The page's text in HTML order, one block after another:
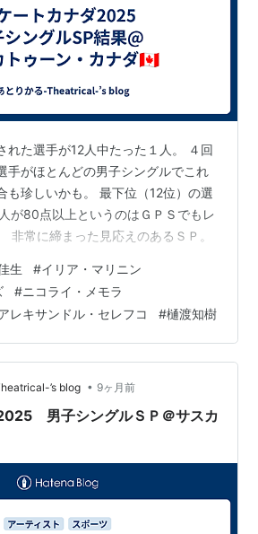
れた選手が12人中たった１人。 ４回
手がほとんどの男子シングルでこれ
も珍しいかも。 最下位（12位）の選
が80点以上というのはＧＰＳでもレ
非常に締まった見応えのあるＳＰ。
生 #イリア・マリニン
#ニコライ・メモラ
レキサンドル・セレフコ #樋渡知樹
’s blog • 9ヶ月前
男子シングルＳＰ＠サスカ